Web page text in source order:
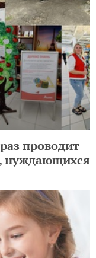
проводит
нуждающихся